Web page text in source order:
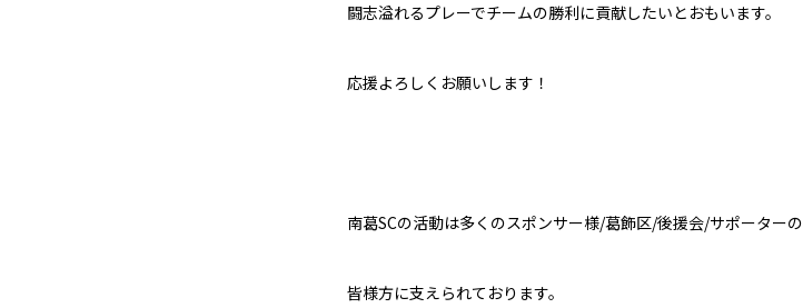
闘志溢れるプレーでチームの勝利に貢献したいとおもいます。
応援よろしくお願いします！
南葛SCの活動は多くのスポンサー様/葛飾区/後援会/サポーターの
皆様方に支えられております。